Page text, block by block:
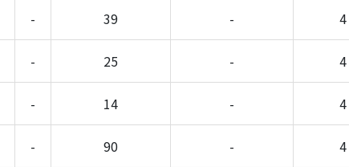
- 39 - 4
- 25 - 4
- 14 - 4
- 90 - 4